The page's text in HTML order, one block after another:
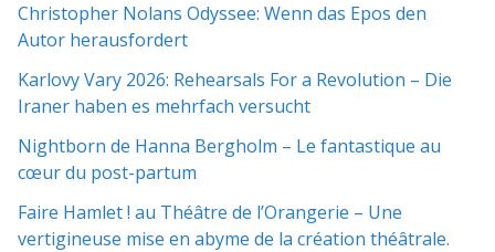
Christopher Nolans Odyssee: Wenn das Epos den
Autor herausfordert
Karlovy Vary 2026: Rehearsals For a Revolution – Die
Iraner haben es mehrfach versucht
Nightborn de Hanna Bergholm – Le fantastique au
cœur du post-partum
Faire Hamlet ! au Théâtre de l’Orangerie – Une
vertigineuse mise en abyme de la création théâtrale.